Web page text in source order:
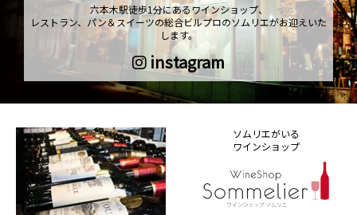
六本木駅徒歩1分にあるワインショップ、
レストラン、パン＆スイーツの総合ビルプロのソムリエがお迎えいた
します。
instagram
ソムリエがいる
ワインショップ